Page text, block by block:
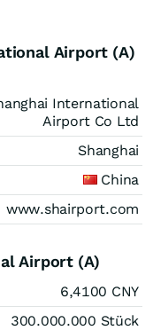
Airport (A)
International
Airport Co Ltd
Shanghai
China
www.shairport.com
Airport (A)
6,4100 CNY
300.000.000 Stück